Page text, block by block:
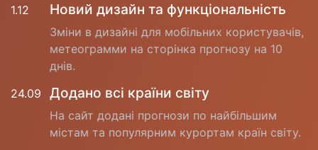
1.12
Новий дизайн та функціональність
Зміни в дизайні для мобільних користувачів,
метеограмми на сторінка прогнозу на 10
днів.
24.09
Додано всі країни світу
На сайт додані прогнози по найбільшим
містам та популярним курортам країн світу.